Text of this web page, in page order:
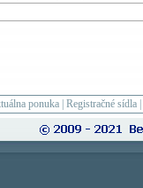
ponuka Registračné sídla